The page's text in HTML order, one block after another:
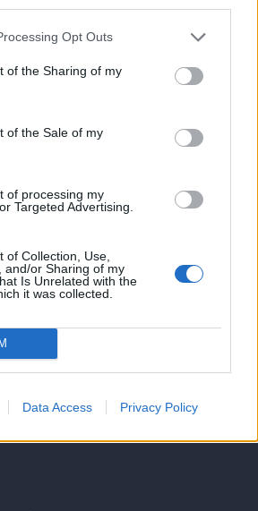
Opt Outs
of the Sharing of my
of the Sale of my
of processing my
Targeted Advertising.
of Collection, Use,
and/or Sharing of my
Is Unrelated with the
it was collected.
Data Access Privacy Policy